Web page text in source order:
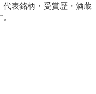
表銘柄・受賞歴・酒蔵